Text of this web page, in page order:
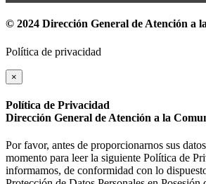
© 2024 Dirección General de Atención a
Política de privacidad
×
Política de Privacidad
Dirección General de Atención a la
Por favor, antes de proporcionarnos sus
momento para leer la siguiente Política de
informamos, de conformidad con lo